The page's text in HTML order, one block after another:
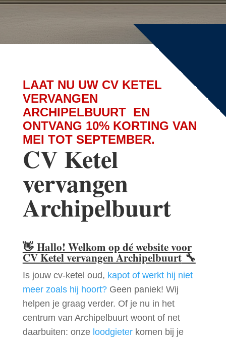
LAAT NU UW CV KETEL
VERVANGEN
ARCHIPELBUURT EN
ONTVANG 10% KORTING VAN
MEI TOT SEPTEMBER.
CV Ketel
vervangen
Archipelbuurt
👋 Hallo! Welkom op dé website voor
CV Ketel vervangen Archipelbuurt🔧
Is jouw cv-ketel oud, kapot of werkt hij niet
meer zoals hij hoort?Geen paniek! Wij
helpen je graag verder. Of je nu in het
centrum van Archipelbuurt woont of net
daarbuiten: onze loodgieterkomen bij je